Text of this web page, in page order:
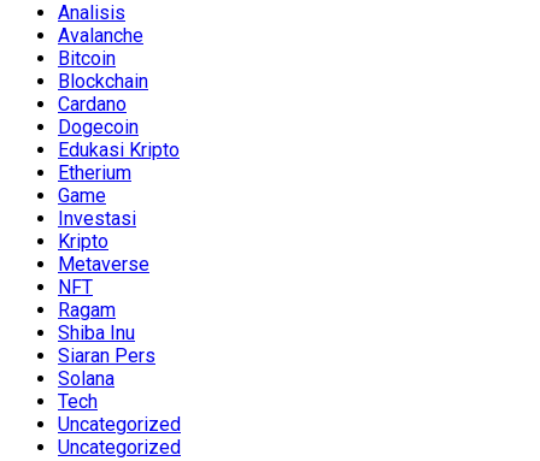
Analisis
Avalanche
Bitcoin
Blockchain
Cardano
Dogecoin
Edukasi Kripto
Etherium
Game
Investasi
Kripto
Metaverse
NFT
Ragam
Shiba Inu
Siaran Pers
Solana
Tech
Uncategorized
Uncategorized